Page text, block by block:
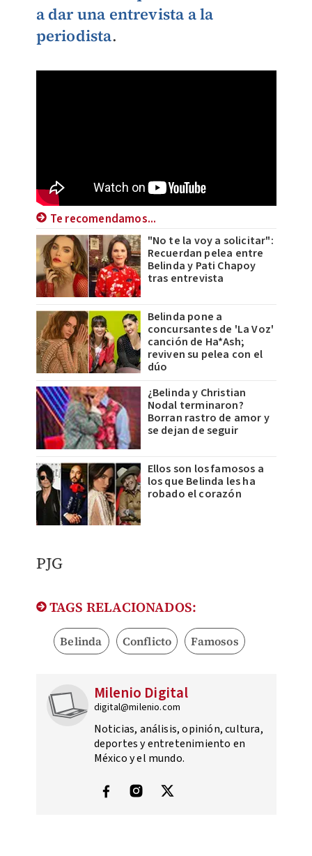
a dar una entrevista a la
periodista.
Te recomendamos...
"No te la voy a solicitar":
Recuerdan pelea entre
Belinda y Pati Chapoy
tras entrevista
Belinda pone a
concursantes de 'La Voz'
canción de Ha*Ash;
reviven su pelea con el
dúo
¿Belinda y Christian
Nodal terminaron?
Borran rastro de amor y
se dejan de seguir
Ellos son los famosos a
los que Belinda les ha
robado el corazón
PJG
TAGS RELACIONADOS:
Belinda Conflicto Famosos
Milenio Digital
digital@milenio.com
Noticias, análisis, opinión, cultura,
deportes y entretenimiento en
México y el mundo.